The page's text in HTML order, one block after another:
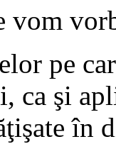
vom
pe
ca şi
în